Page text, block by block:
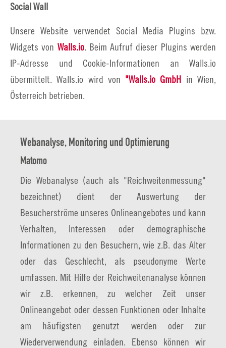
Social Wall
Unsere Website verwendet Social Media Plugins bzw.
Widgets von Walls.io. Beim Aufruf dieser Plugins werden
IP-Adresse und Cookie-Informationen an Walls.io
übermittelt. Walls.io wird von "Walls.io GmbH in Wien,
Österreich betrieben.
Webanalyse, Monitoring und Optimierung
Matomo
Die Webanalyse (auch als "Reichweitenmessung"
bezeichnet) dient der Auswertung der
Besucherströme unseres Onlineangebotes und kann
Verhalten, Interessen oder demographische
Informationen zu den Besuchern, wie z.B. das Alter
oder das Geschlecht, als pseudonyme Werte
umfassen. Mit Hilfe der Reichweitenanalyse können
wir z.B. erkennen, zu welcher Zeit unser
Onlineangebot oder dessen Funktionen oder Inhalte
am häufigsten genutzt werden oder zur
Wiederverwendung einladen. Ebenso können wir